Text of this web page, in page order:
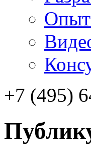
Опыт
+7 (495)